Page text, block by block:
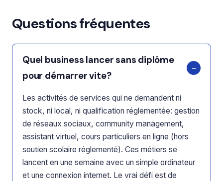
Questions fréquentes
Quel business lancer sans diplôme
pour démarrer vite?
Les activités de services qui ne demandent ni
stock, ni local, ni qualification réglementée: gestion
de réseaux sociaux, community management,
assistant virtuel, cours particuliers en ligne (hors
soutien scolaire réglementé). Ces métiers se
lancent en une semaine avec un simple ordinateur
et une connexion internet. Le vrai défi est de